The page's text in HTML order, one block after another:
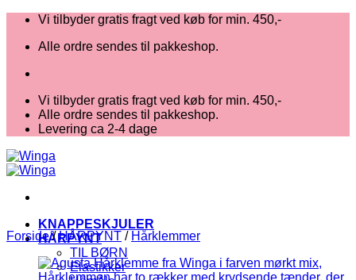
Fortsæt
indhold
Vi tilbyder gratis fragt ved køb for min. 450,-
Alle ordre sendes til pakkeshop.
Vi tilbyder gratis fragt ved køb for min. 450,-
Alle ordre sendes til pakkeshop.
Levering ca 2-4 dage
KNAPPESKJULER
HÅRPYNT
TIL BØRN
Elastikker
Forside / HÅRPYNT / Hårklemmer